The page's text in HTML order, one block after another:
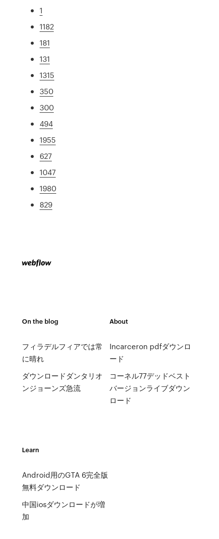
1
1182
181
131
1315
350
300
494
1955
627
1047
1980
829
On the blog
フィラデルフィアでは常
に晴れ
ダウンロードダンタリオ
ンジョーンズ急流
About
Incarceron pdfダウンロ
ード
コーネル77デッドベスト
バージョンライブダウン
ロード
Learn
Android用のGTA 6完全版
無料ダウンロード
中国iosダウンロードが増
加